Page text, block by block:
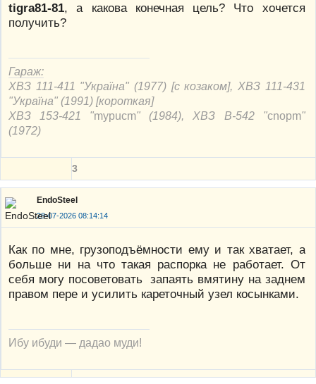
tigra81-81, а какова конечная цель? Что хочется
получить?
Гараж:
ХВЗ 111-411 "Україна" (1977) [с козаком], ХВЗ 111-431
"Україна" (1991) [короткая]
ХВЗ 153-421 "mypucm" (1984), ХВЗ В-542 "cnорm"
(1972)
3
EndoSteel
28-07-2026 08:14:14
Как по мне, грузоподъёмности ему и так хватает, а
больше ни на что такая распорка не работает. От
себя могу посоветовать запаять вмятину на заднем
правом пере и усилить кареточный узел косынками.
Ибу ибуди — дадао муди!